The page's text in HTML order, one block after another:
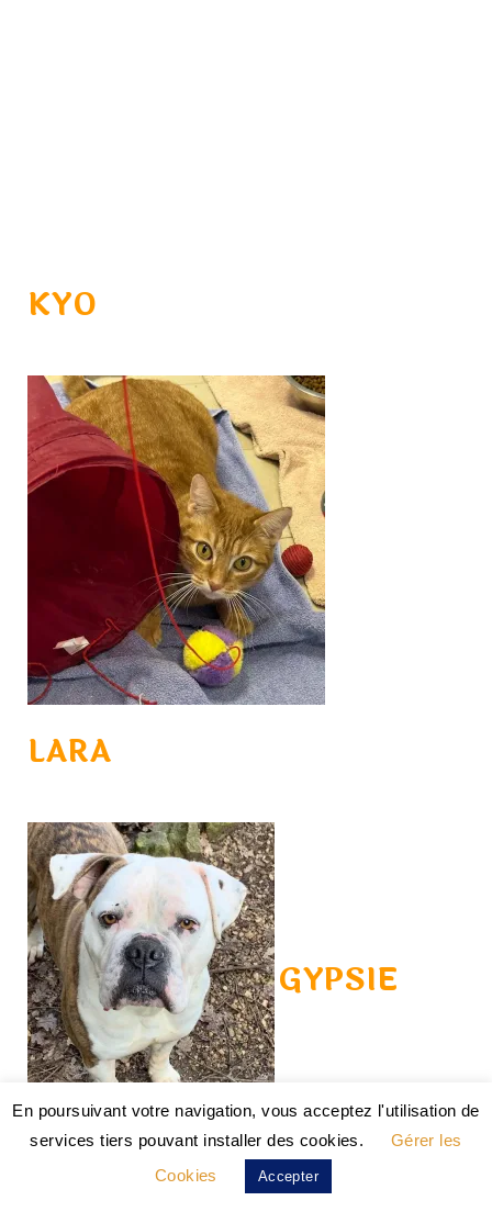
LARA
GYPSIE
En poursuivant votre navigation, vous acceptez l'utilisation de
services tiers pouvant installer des cookies.
Gérer les
Cookies
Accepter